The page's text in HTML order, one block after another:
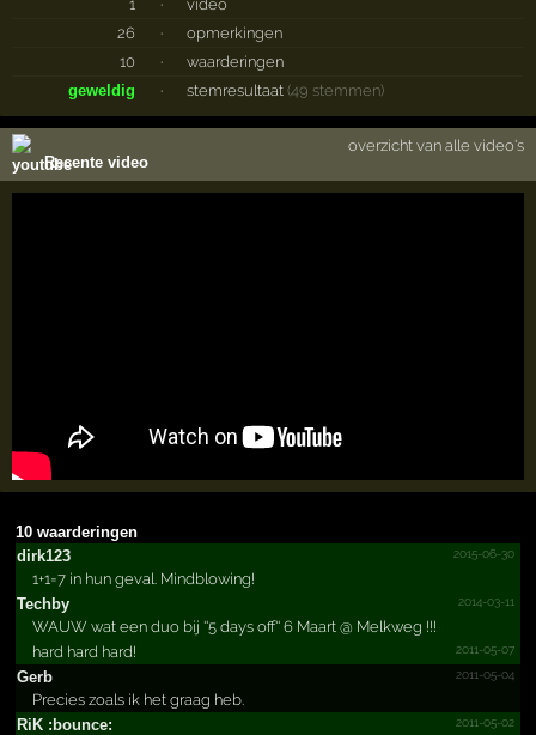
1
·
video
26
·
opmerkingen
10
·
waarderingen
geweldig
· stemresultaat (49 stemmen)
Recente video
overzicht van alle video's
10 waarderingen
dirk123
2015-06-30
1+1=7 in hun geval. Mindblowing!
Techby
2014-03-11
WAUW wat een duo bij ''5 days off'' 6 Maart @ Melkweg !!!
2011-05-07
hard hard hard!
Gerb
2011-05-04
Precies zoals ik het graag heb.
RiK :bounce:
2011-05-02